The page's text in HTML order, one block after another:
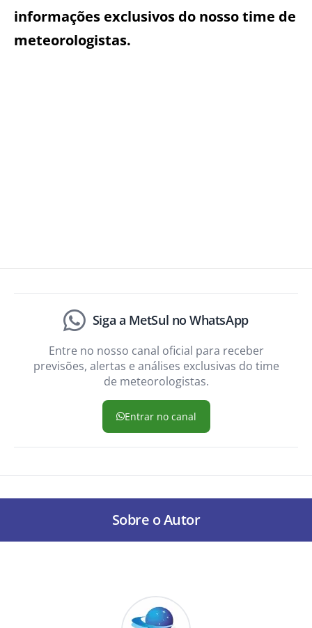
informações exclusivos do nosso time de
meteorologistas.
Siga a MetSul no WhatsApp
Entre no nosso canal oficial para receber
previsões, alertas e análises exclusivas do time
de meteorologistas.
Entrar no canal
Sobre o Autor